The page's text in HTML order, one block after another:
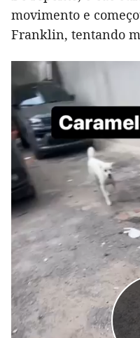
movimento e
Franklin, tentando